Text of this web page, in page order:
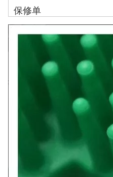
保修单